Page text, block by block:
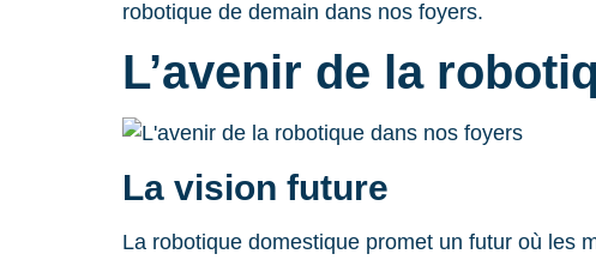
robotique de demain dans nos foyers.
L’avenir de la
La vision future
La robotique domestique promet un futur où les